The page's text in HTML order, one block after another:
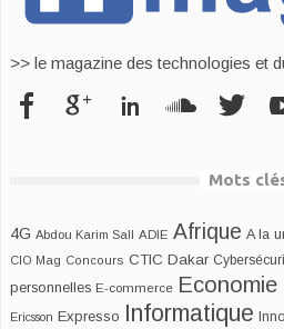
>> le magazine des technologies et
Mots
4G Abdou Karim Sall ADIE Afrique A la
CIO Mag Concours CTIC Dakar
personnelles E-commerce Economie
Ericsson Expresso Informatique